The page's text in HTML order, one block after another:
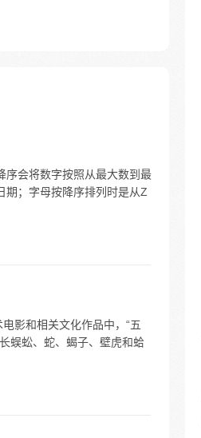
序会将数字按照从最大数到最
期；字母按降序排列时是从Z
影和相关文化作品中，“五
蜈蚣、蛇、蝎子、壁虎和蛤